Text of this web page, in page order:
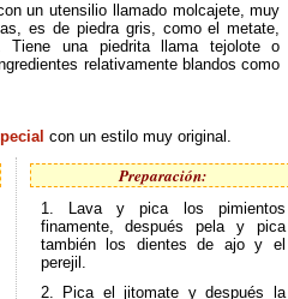
un utensilio llamado molcajete, muy
es de piedra gris, como el metate,
una piedrita llama tejolote o
relativamente blandos como
con un estilo muy original.
Preparación:
1. Lava y pica los pimientos
finamente, después pela y pica
también los dientes de ajo y el
perejil.
2. Pica el jitomate y después la